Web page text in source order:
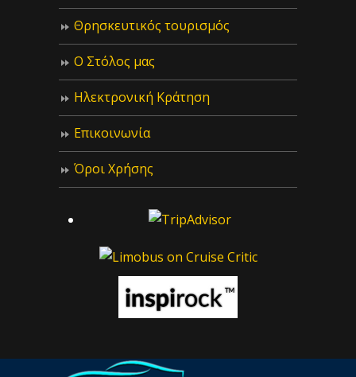
Θρησκευτικός τουρισμός
Ο Στόλος μας
Ηλεκτρονική Κράτηση
Επικοινωνία
Όροι Χρήσης